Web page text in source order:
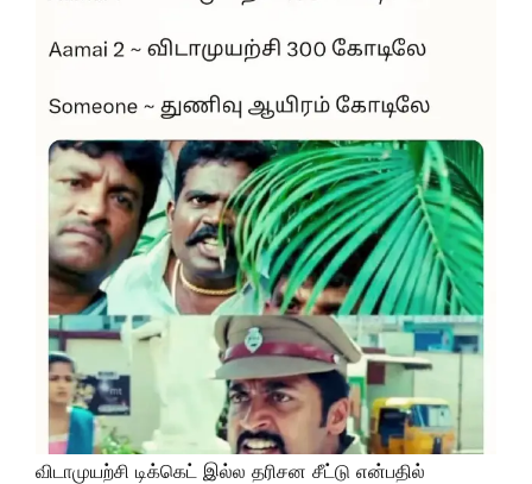
விடாமுயற்சி டிக்கெட் இல்ல தரிசன சீட்டு என்பதில்